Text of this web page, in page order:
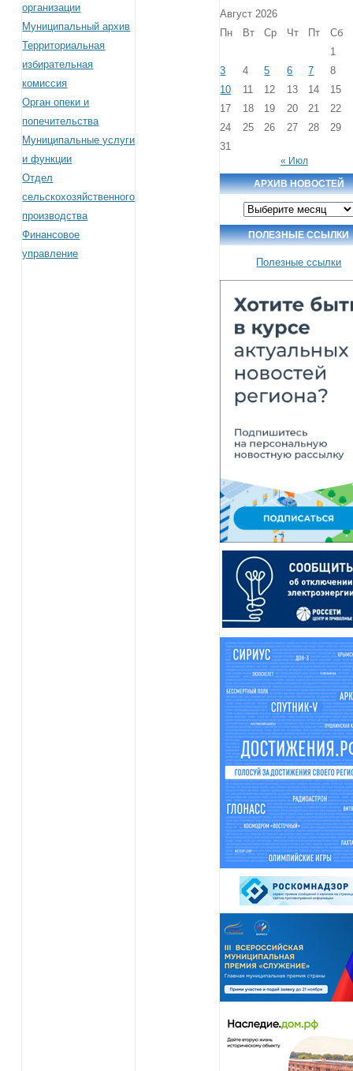
организации
Муниципальный архив
Территориальная
избирательная
комиссия
Орган опеки и
попечительства
Муниципальные услуги
и функции
Отдел
сельскохозяйственного
производства
Финансовое
управление
Август 2026
Пн
Вт Ср Чт Пт
Сб
1
3
4 5 6 7
8
10
11 12 13 14
15
17
18 19 20 21
22
24
25 26 27 28
29
31
« Июл
АРХИВ НОВОСТЕЙ
Архив
новостей
ПОЛЕЗНЫЕ ССЫЛКИ
Полезные ссылки